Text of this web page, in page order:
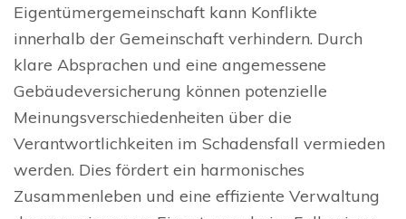
Eigentümergemeinschaft kann Konflikte
innerhalb der Gemeinschaft verhindern. Durch
klare Absprachen und eine angemessene
Gebäudeversicherung können potenzielle
Meinungsverschiedenheiten über die
Verantwortlichkeiten im Schadensfall vermieden
werden. Dies fördert ein harmonisches
Zusammenleben und eine effiziente Verwaltung